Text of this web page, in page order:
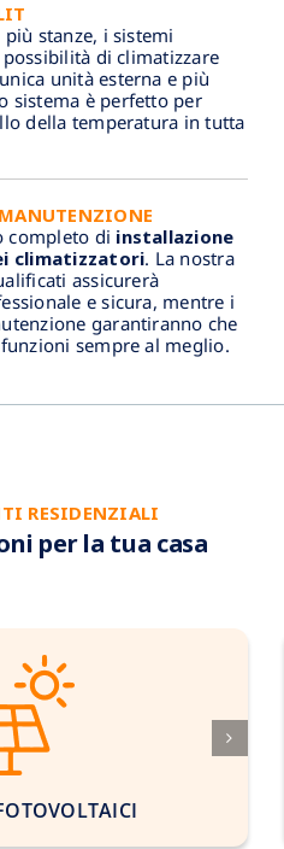
stanze, i sistemi
di climatizzare
unità esterna e più
sistema è perfetto per
della temperatura in tutta
completo di installazione
climatizzatori. La nostra
assicurerà
e sicura, mentre i
garantiranno che
sempre al meglio.
RESIDENZIALI
per la tua casa